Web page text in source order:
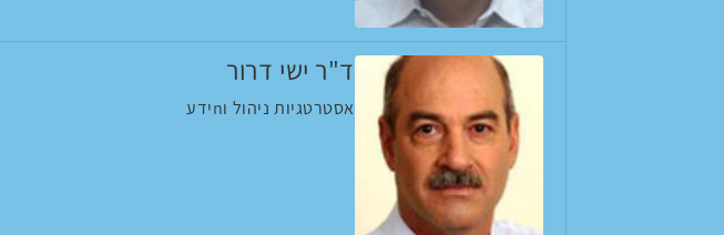
ד"ר ישי דרור
אסטרטגיות ניהול וnידע